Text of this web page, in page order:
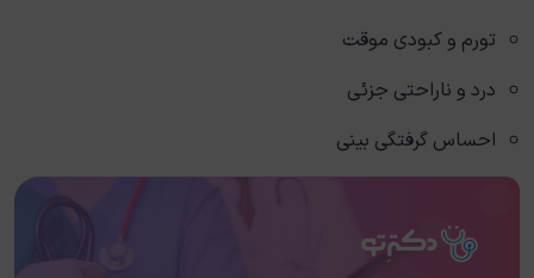
تورم و کبودی موقت
درد و ناراحتی جزئی
احساس گرفتگی بینی